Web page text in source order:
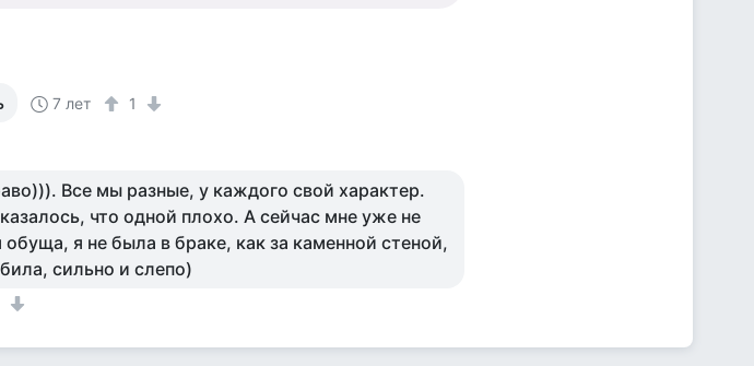
7 лет 1
Все мы разные, у каждого свой характер.
что одной плохо. А сейчас мне уже не
обуща, я не была в браке, как за каменной стеной,
сильно и слепо)